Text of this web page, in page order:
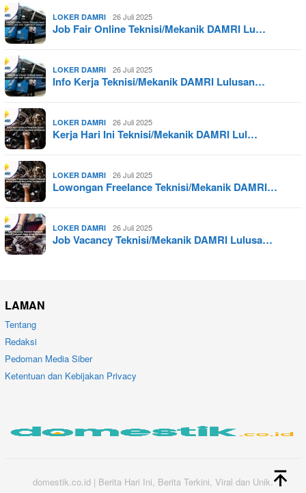
LOKER DAMRI 26 Juli 2025
Job Fair Online Teknisi/Mekanik DAMRI Lu…
LOKER DAMRI 26 Juli 2025
Info Kerja Teknisi/Mekanik DAMRI Lulusan…
LOKER DAMRI 26 Juli 2025
Kerja Hari Ini Teknisi/Mekanik DAMRI Lul…
LOKER DAMRI 26 Juli 2025
Lowongan Freelance Teknisi/Mekanik DAMRI…
LOKER DAMRI 26 Juli 2025
Job Vacancy Teknisi/Mekanik DAMRI Lulusa…
LAMAN
Tentang
Redaksi
Pedoman Media Siber
Ketentuan dan Kebijakan Privacy
domestik.co.id | Berita Hari Ini, Berita Terkini, Viral dan Unik.